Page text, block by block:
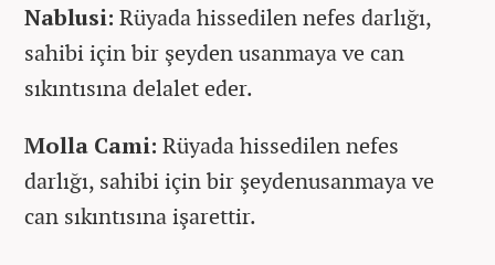
Nablusi: Rüyada hissedilen nefes darlığı,
sahibi için bir şeyden usanmaya ve can
sıkıntısına delalet eder.
Molla Cami: Rüyada hissedilen nefes
darlığı, sahibi için bir şeydenusanmaya ve
can sıkıntısına işarettir.